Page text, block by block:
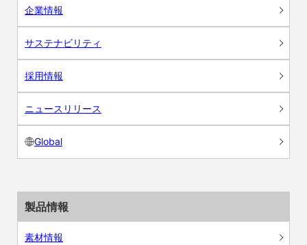
企業情報
サステナビリティ
採用情報
ニュースリリース
Global
製品情報
素材情報